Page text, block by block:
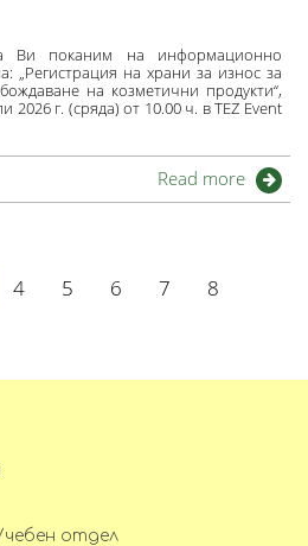
Ви поканим на информационно
„Регистрация на храни за износ за
на козметични продукти“,
2026 г. (сряда) от 10.00 ч. в TEZ Event
Read more
4 5 6 7 8
отдел